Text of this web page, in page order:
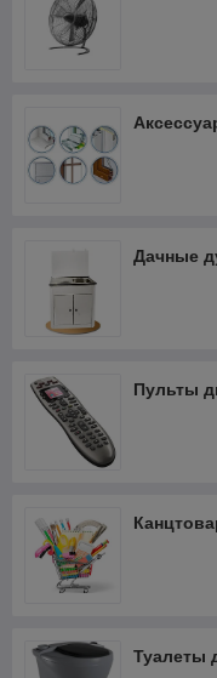
Дачные
Пульты
Туалеты